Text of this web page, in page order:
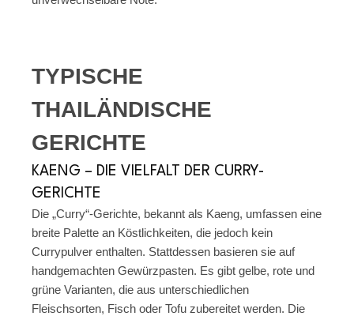
TYPISCHE
THAILÄNDISCHE
GERICHTE
KAENG – DIE VIELFALT DER CURRY-
GERICHTE
Die „Curry“-Gerichte, bekannt als Kaeng, umfassen eine
breite Palette an Köstlichkeiten, die jedoch kein
Currypulver enthalten. Stattdessen basieren sie auf
handgemachten Gewürzpasten. Es gibt gelbe, rote und
grüne Varianten, die aus unterschiedlichen
Fleischsorten, Fisch oder Tofu zubereitet werden. Die